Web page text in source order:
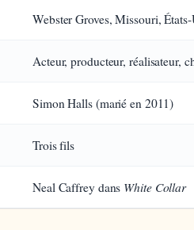
Webster Groves, Missouri,
Acteur, producteur, réalisateur,
Simon Halls (marié en 2011)
Trois fils
Neal Caffrey dans White Collar